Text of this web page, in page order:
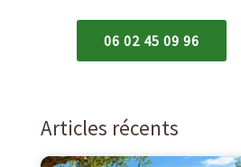
06 02 45 09 96
Articles récents